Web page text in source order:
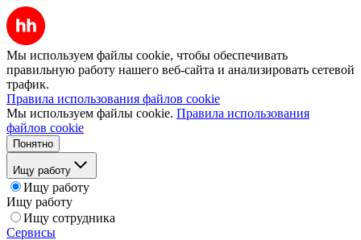
Мы используем файлы cookie, чтобы обеспечивать
правильную работу нашего веб-сайта и анализировать сетевой
трафик.
Правила использования файлов cookie
Мы используем файлы cookie. Правила использования
файлов cookie
Понятно
Ищу работу
Ищу работу
Ищу работу
Ищу сотрудника
Сервисы